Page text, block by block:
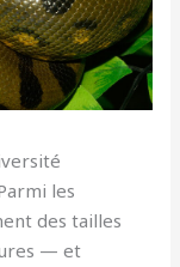
les
des tailles
— et